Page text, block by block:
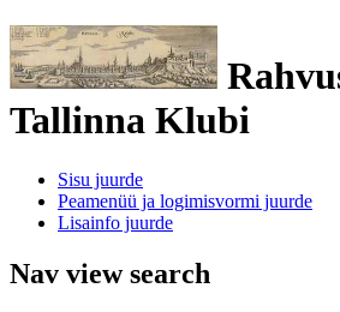
Tallinna Klubi
Sisu juurde
Peamenüü ja logimisvormi juurde
Lisainfo juurde
Nav view search